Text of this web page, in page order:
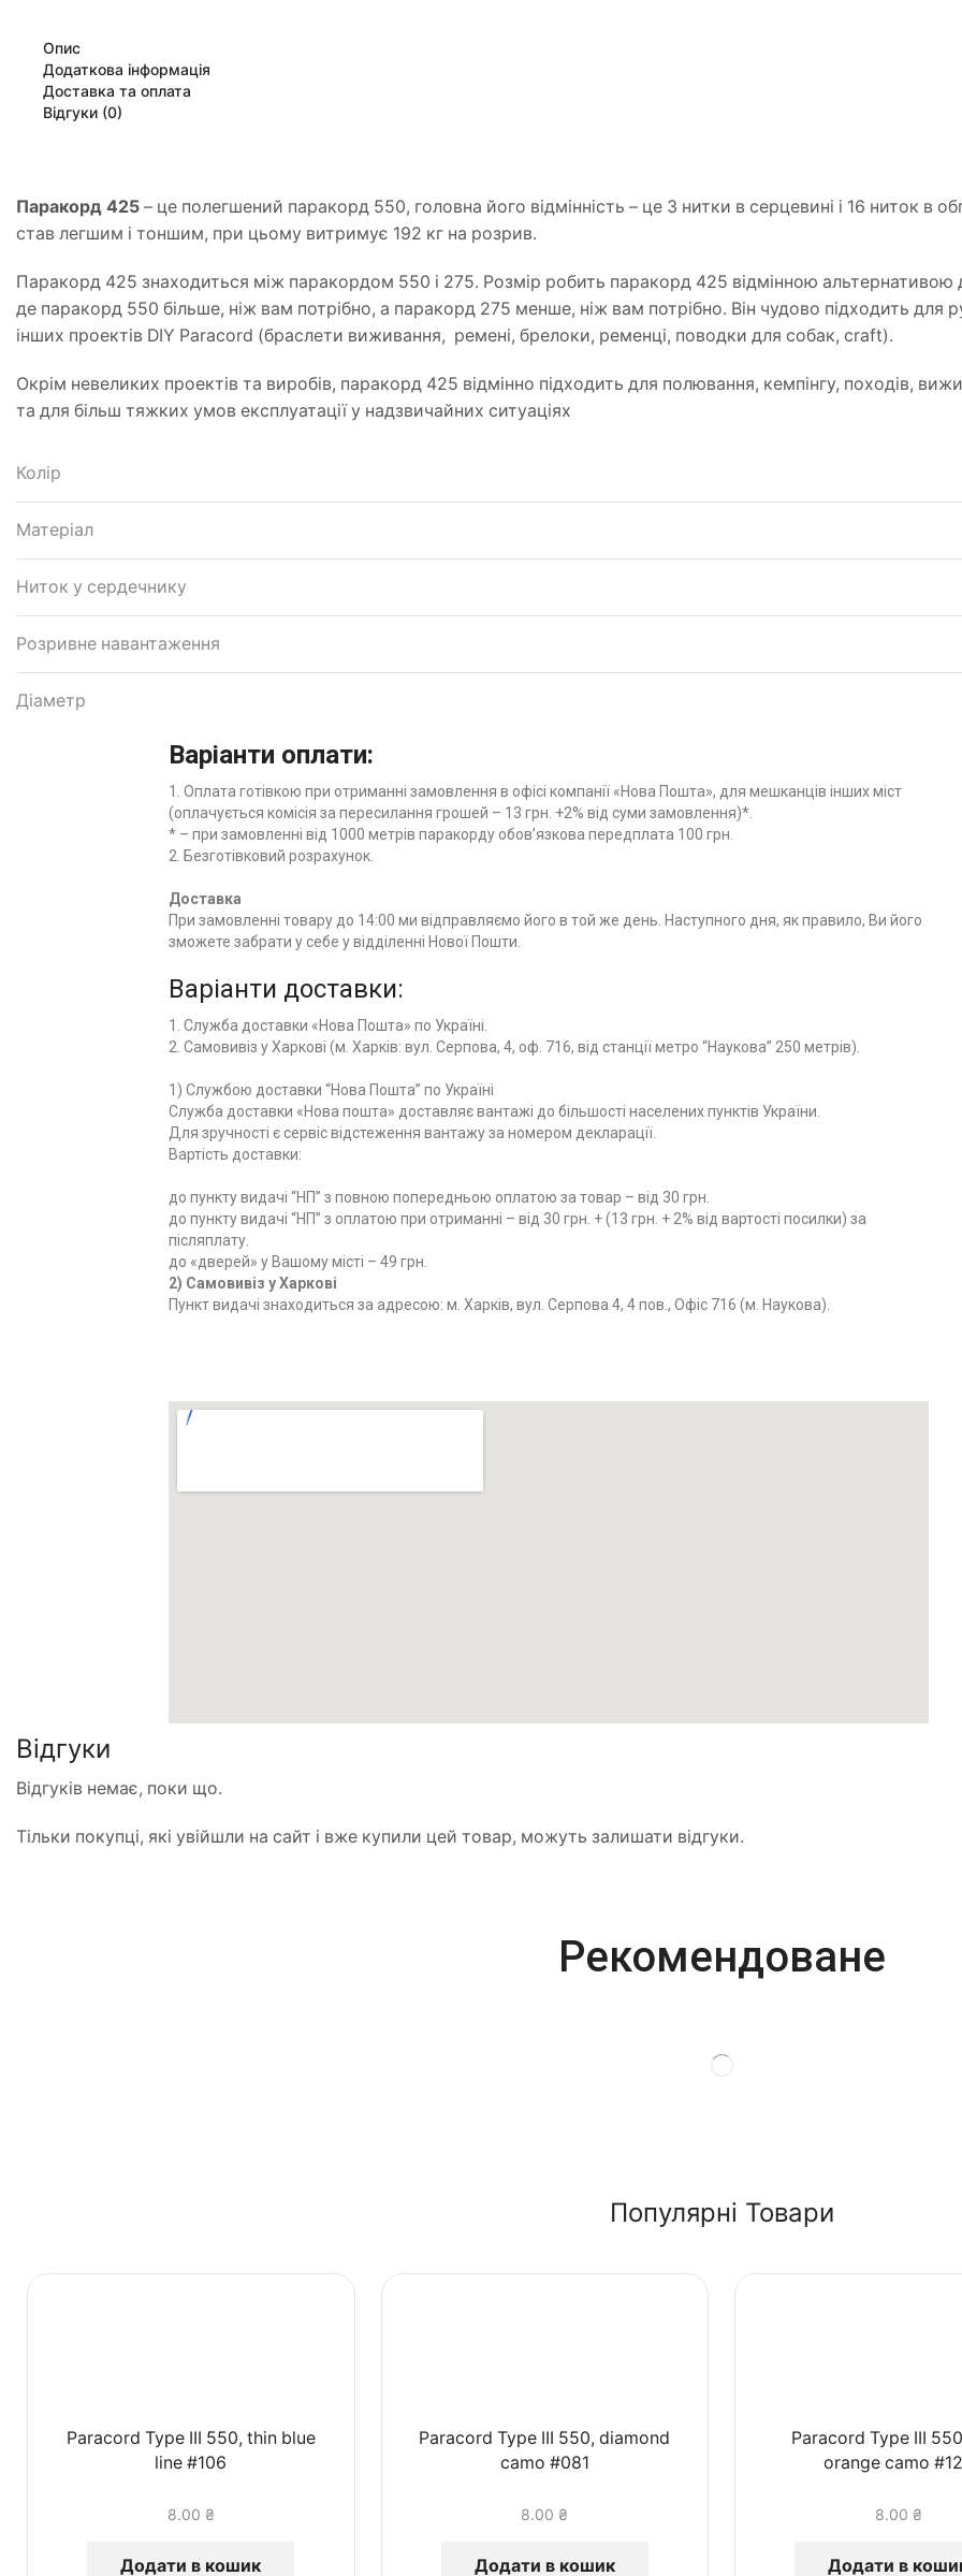
Опис
Додаткова інформація
Доставка та оплата
Відгуки (0)
Паракорд 425 – це полегшений паракорд 550, головна його відмінність – це 3 нитки в серцевині і 16 ниток в
став легшим і тоншим, при цьому витримує 192 кг на розрив.
Паракорд 425 знаходиться між паракордом 550 і 275. Розмір робить паракорд 425 відмінною альтернативою
де паракорд 550 більше, ніж вам потрібно, а паракорд 275 менше, ніж вам потрібно. Він чудово підходить для
інших проектів DIY Paracord (браслети виживання, ремені, брелоки, ременці, поводки для собак, craft).
Окрім невеликих проектів та виробів, паракорд 425 відмінно підходить для полювання, кемпінгу, походів,
та для більш тяжких умов експлуатації у надзвичайних ситуаціях
Колір
Матеріал
Ниток у сердечнику
Розривне навантаження
Діаметр
Варіанти оплати:
1. Оплата готівкою при отриманні замовлення в офісі компанії «Нова Пошта», для мешканців інших міст
(оплачується комісія за пересилання грошей – 13 грн. +2% від суми замовлення)*.
* – при замовленні від 1000 метрів паракорду обов’язкова передплата 100 грн.
2. Безготівковий розрахунок.
Доставка
При замовленні товару до 14:00 ми відправляємо його в той же день. Наступного дня, як правило, Ви його
зможете забрати у себе у відділенні Нової Пошти.
Варіанти доставки:
1. Служба доставки «Нова Пошта» по Україні.
2. Самовивіз у Харкові (м. Харків: вул. Серпова, 4, оф. 716, від станції метро “Наукова” 250 метрів).
1) Службою доставки “Нова Пошта” по Україні
Служба доставки «Нова пошта» доставляє вантажі до більшості населених пунктів України.
Для зручності є сервіс відстеження вантажу за номером декларації.
Вартість доставки:
до пункту видачі “НП” з повною попередньою оплатою за товар – від 30 грн.
до пункту видачі “НП” з оплатою при отриманні – від 30 грн. + (13 грн. + 2% від вартості посилки) за
післяплату.
до «дверей» у Вашому місті – 49 грн.
2) Самовивіз у Харкові
Пункт видачі знаходиться за адресою: м. Харків, вул. Серпова 4, 4 пов., Офіс 716 (м. Наукова).
Відгуки
Відгуків немає, поки що.
Тільки покупці, які увійшли на сайт і вже купили цей товар, можуть залишати відгуки.
Рекомендоване
Популярні Товари
Paracord Type III 550, thin blue
line #106
8.00 ₴
Додати в кошик
Paracord Type III 550, diamond
camo #081
8.00 ₴
Додати в кошик
Paracord Type III
orange camo
8.00 ₴
Додати в